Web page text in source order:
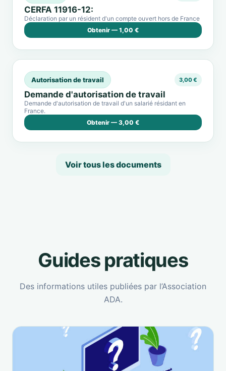
CERFA 11916-12:
Déclaration par un résident d'un compte ouvert hors de France
Obtenir — 1,00 €
Autorisation de travail 3,00 €
Demande d'autorisation de travail
Demande d'autorisation de travail d'un salarié résidant en
France.
Obtenir — 3,00 €
Voir tous les documents
Guides pratiques
Des informations utiles publiées par l’Association
ADA.